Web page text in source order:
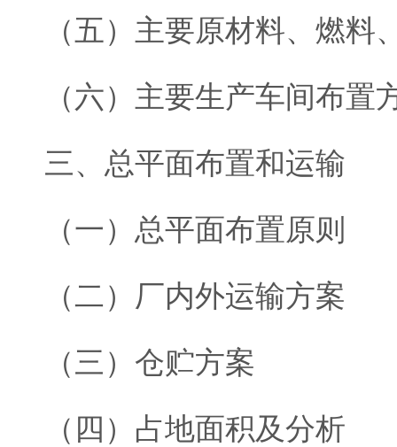
（五）主要原材料、燃料
（六）主要生产车间布置
三、总平面布置和运输
（一）总平面布置原则
（二）厂内外运输方案
（三）仓贮方案
（四）占地面积及分析